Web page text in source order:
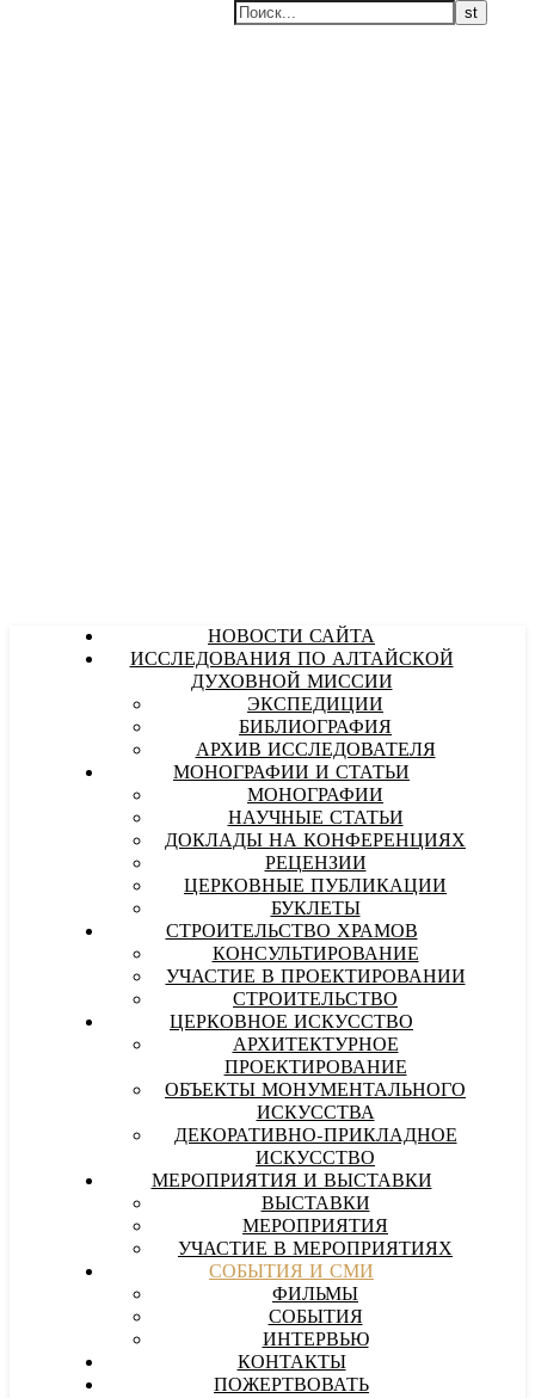
НОВОСТИ САЙТА
ИССЛЕДОВАНИЯ ПО АЛТАЙСКОЙ
ДУХОВНОЙ МИССИИ
ЭКСПЕДИЦИИ
БИБЛИОГРАФИЯ
АРХИВ ИССЛЕДОВАТЕЛЯ
МОНОГРАФИИ И СТАТЬИ
МОНОГРАФИИ
НАУЧНЫЕ СТАТЬИ
ДОКЛАДЫ НА КОНФЕРЕНЦИЯХ
РЕЦЕНЗИИ
ЦЕРКОВНЫЕ ПУБЛИКАЦИИ
БУКЛЕТЫ
СТРОИТЕЛЬСТВО ХРАМОВ
КОНСУЛЬТИРОВАНИЕ
УЧАСТИЕ В ПРОЕКТИРОВАНИИ
СТРОИТЕЛЬСТВО
ЦЕРКОВНОЕ ИСКУССТВО
АРХИТЕКТУРНОЕ
ПРОЕКТИРОВАНИЕ
ОБЪЕКТЫ МОНУМЕНТАЛЬНОГО
ИСКУССТВА
ДЕКОРАТИВНО-ПРИКЛАДНОЕ
ИСКУССТВО
МЕРОПРИЯТИЯ И ВЫСТАВКИ
ВЫСТАВКИ
МЕРОПРИЯТИЯ
УЧАСТИЕ В МЕРОПРИЯТИЯХ
СОБЫТИЯ И СМИ
ФИЛЬМЫ
СОБЫТИЯ
ИНТЕРВЬЮ
КОНТАКТЫ
ПОЖЕРТВОВАТЬ